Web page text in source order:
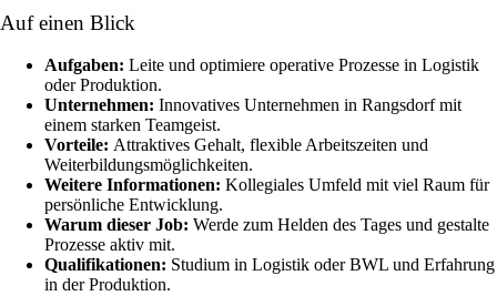
Auf einen Blick
Aufgaben: Leite und optimiere operative Prozesse in Logistik
oder Produktion.
Unternehmen: Innovatives Unternehmen in Rangsdorf mit
einem starken Teamgeist.
Vorteile: Attraktives Gehalt, flexible Arbeitszeiten und
Weiterbildungsmöglichkeiten.
Weitere Informationen: Kollegiales Umfeld mit viel Raum für
persönliche Entwicklung.
Warum dieser Job: Werde zum Helden des Tages und gestalte
Prozesse aktiv mit.
Qualifikationen: Studium in Logistik oder BWL und Erfahrung
in der Produktion.